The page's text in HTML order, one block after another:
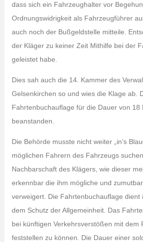
dass sich ein Fahrzeughalter vor
Ordnungswidrigkeit als Fahrzeugführer
auch noch der Bußgeldstelle mitteile.
der Kläger zu keiner Zeit Mithilfe bei der
geleistet habe.
Dies sah auch die 14. Kammer des
Gelsenkirchen so und wies die Klage ab.
Fahrtenbuchauflage für die Dauer von 18
beanstanden.
Die Behörde musste nicht weiter „in’s
möglichen Fahrern des Fahrzeugs
Nachbarschaft des Klägers, wie dieser
erkennbar die ihm mögliche und
verweigert. Die Fahrtenbuchauflage dient
dem Schutz der Allgemeinheit. Das
bei künftigen Verkehrsverstößen mit dem
feststellen zu können. Die Dauer einer